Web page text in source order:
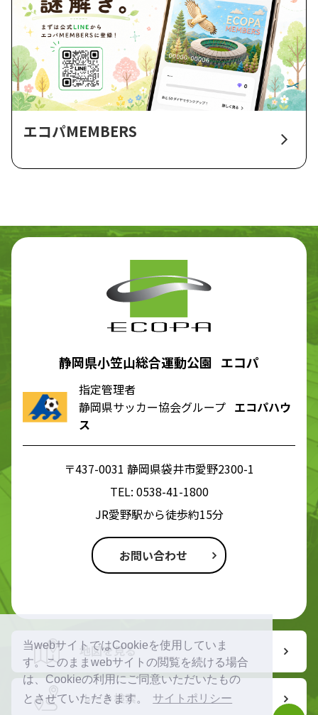
当webサイトではCookieを使用していま
す。このままwebサイトの閲覧を続ける場合
は、Cookieの利用にご同意いただいたもの
とさせていただきます。
サイトポリシー
エコパMEMBERS
静岡県小笠山総合運動公園 エコパ
指定管理者
静岡県サッカー協会グループ エコパハウ
ス
〒437-0031 静岡県袋井市愛野2300-1
TEL: 0538-41-1800
JR愛野駅から徒歩約15分
お問い合わせ
地図を見る
ルート検索